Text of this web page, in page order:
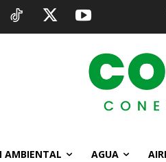
AMBIENTAL AGUA